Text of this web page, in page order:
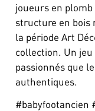
joueurs en plomb
structure en bois
la période Art
collection. Un jeu
passionnés que
authentiques.
#babyfootancien